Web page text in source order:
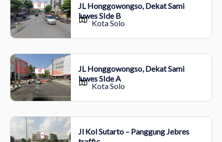
JL Honggowongso, Dekat Sami
luwes SIde B
Kota Solo
JL Honggowongso, Dekat Sami
luwes SIde A
Kota Solo
Jl Kol Sutarto – Panggung Jebres